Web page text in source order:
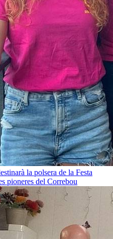
la polsera de la Festa
pioneres del Correbou